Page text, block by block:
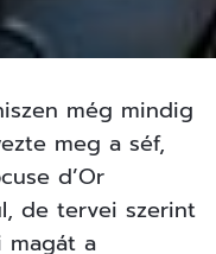
még mindig
meg a séf,
d’Or
de tervei szerint
magát a